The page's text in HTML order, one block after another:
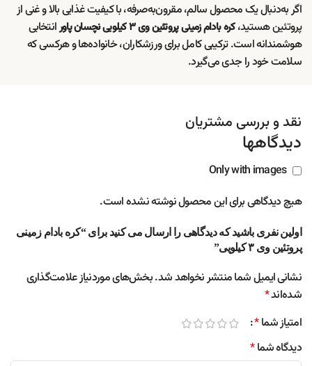
اگر به‌دنبال یک محصول سالم، مقرون‌به‌صرفه، با کیفیت غذایی بالا و غنی از
پروتئین هستید،کره بادام زمینی پروتئین وی ۳ کیلویی نچسان پاور
انتخابی
هوشمندانه است. ترکیبی کامل برای ورزشکاران، خانواده‌ها و هرکسی که
سلامت خود را جدی می‌گیرد.
نقد و بررسی مشتریان
دیدگاهها
Only with images
هیچ دیدگاهی برای این محصول نوشته نشده است.
اولین نفری باشید که دیدگاهی را ارسال می کنید برای “کره بادام زمینی
پروتئین وی ۳ کیلویی”
نشانی ایمیل شما منتشر نخواهد شد.بخش‌های موردنیاز علامت‌گذاری
شده‌اند*
امتیاز شما*
دیدگاه شما*